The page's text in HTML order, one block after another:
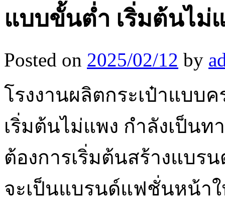
แบบขั้นต่ำ เริ่มต้นไม่
Posted on 2025/02/12 by
โรงงานผลิตกระเป๋าแบบ
เริ่มต้นไม่แพง กำลังเป็น
ต้องการเริ่มต้นสร้างแบร
จะเป็นแบรนด์แฟชั่นหน้าใ